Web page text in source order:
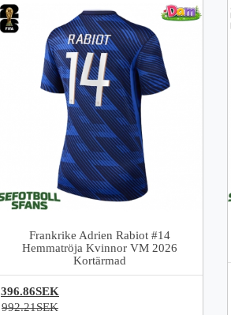
Frankrike Adrien Rabiot #14
Hemmatröja Kvinnor VM 2026
Kortärmad
396.86SEK
992.21SEK